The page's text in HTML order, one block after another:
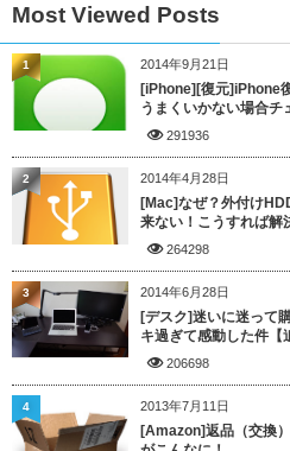
Most Viewed Posts
2014年9月21日
[iPhone][復元]iPhone
うまくいかない場合チ
291936
1
2014年4月28日
[Mac]なぜ？外付け
来ない！こうすれば解
264298
2
2014年6月28日
[デスク]迷いに迷って
キ過ぎて感動した件【
206698
3
2013年7月11日
[Amazon]返品（交換
4